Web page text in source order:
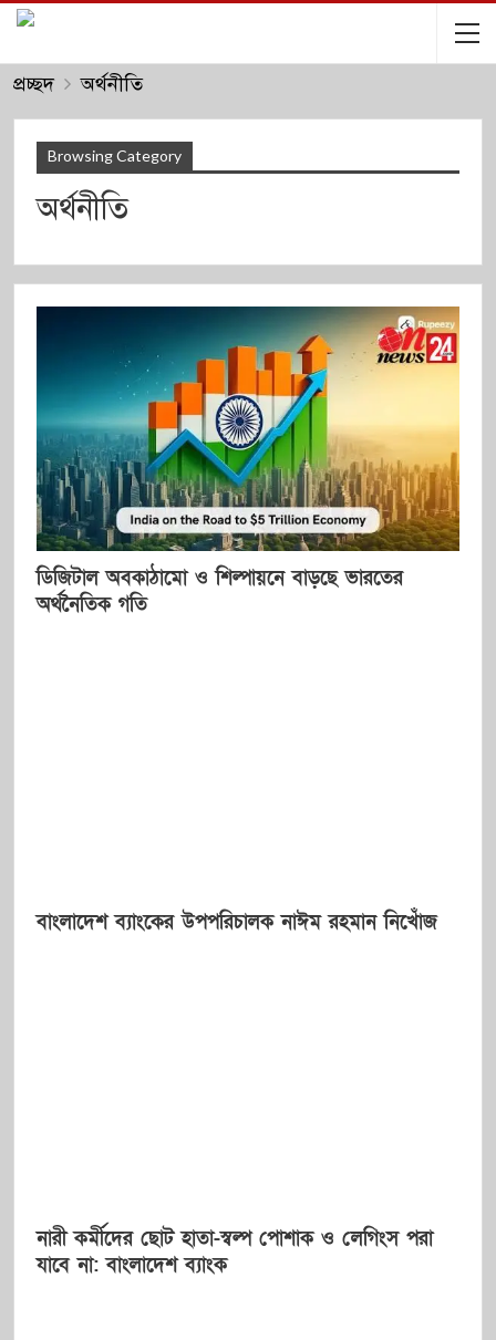
প্রচ্ছদ অর্থনীতি
Browsing Category
অর্থনীতি
ডিজিটাল অবকাঠামো ও শিল্পায়নে বাড়ছে ভারতের
অর্থনৈতিক গতি
বাংলাদেশ ব্যাংকের উপপরিচালক নাঈম রহমান নিখোঁজ
নারী কর্মীদের ছোট হাতা-স্বল্প পোশাক ও লেগিংস পরা
যাবে না: বাংলাদেশ ব্যাংক